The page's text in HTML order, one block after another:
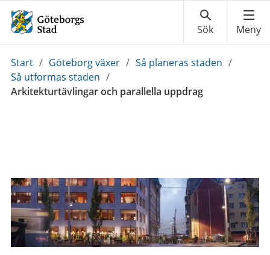
Du
är
här:
Start / Göteborg växer / Så planeras staden /
Så utformas staden /
Arkitekturtävlingar och parallella uppdrag